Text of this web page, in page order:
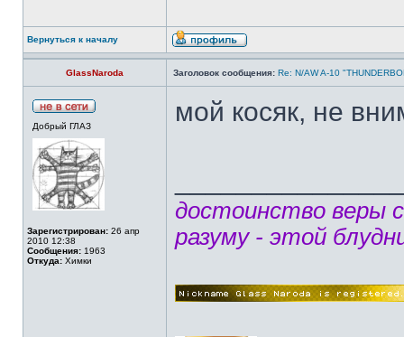
Вернуться к началу
GlassNaroda Заголовок сообщения: Re: N/AW A-10
Добрый ГЛАЗ
Зарегистрирован: 26 апр
2010 12:38
Сообщения: 1963
Откуда: Химки
мой косяк, не
достоинство веры
разуму - этой